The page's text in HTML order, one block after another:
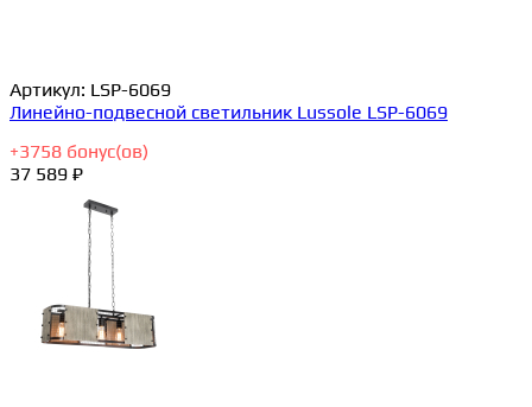
Артикул: LSP-6069
Линейно-подвесной светильник Lussole LSP-6069
+3758 бонус(ов)
37 589 ₽